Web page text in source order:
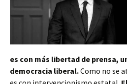
es con más libertad de prensa,
democracia liberal.Como no se